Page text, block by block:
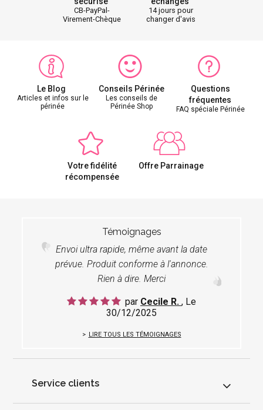
CB-PayPal-
Virement-Chèque
14 jours pour
changer d'avis
Le Blog
Articles et infos sur le
périnée
Conseils Périnée
Les conseils de
Périnée Shop
Questions
fréquentes
FAQ spéciale Périnée
Votre fidélité
récompensée
Offre Parrainage
Témoignages
Envoi ultra rapide, même avant la date
prévue. Produit conforme à l'annonce.
Rien à dire. Merci
par Cecile R. , Le
30/12/2025
LIRE TOUS LES TÉMOIGNAGES
Service clients